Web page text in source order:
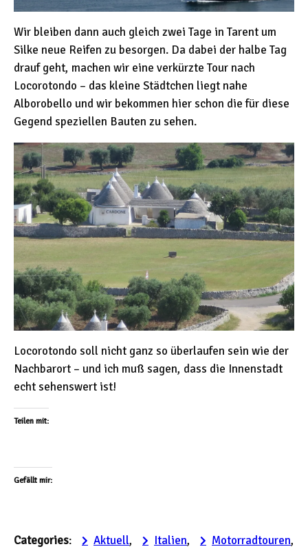
Wir bleiben dann auch gleich zwei Tage in Tarent um
Silke neue Reifen zu besorgen. Da dabei der halbe Tag
drauf geht, machen wir eine verkürzte Tour nach
Locorotondo – das kleine Städtchen liegt nahe
Alborobello und wir bekommen hier schon die für diese
Gegend speziellen Bauten zu sehen.
Locorotondo soll nicht ganz so überlaufen sein wie der
Nachbarort – und ich muß sagen, dass die Innenstadt
echt sehenswert ist!
Teilen mit:
Gefällt mir:
Categories: Aktuell, Italien, Motorradtouren